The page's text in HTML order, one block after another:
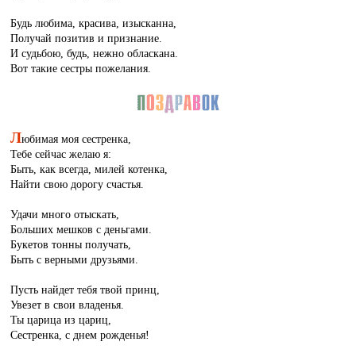
Будь любима, красива, изысканна,
Получай позитив и признание.
И судьбою, будь, нежно обласкана.
Вот такие сестры пожелания.
Любимая моя сестренка,
Тебе сейчас желаю я:
Быть, как всегда, милей котенка,
Найти свою дорогу счастья.
Удачи много отыскать,
Больших мешков с деньгами.
Букетов тонны получать,
Быть с верными друзьями.
Пусть найдет тебя твой принц,
Увезет в свои владенья.
Ты царица из цариц,
Сестренка, с днем рожденья!